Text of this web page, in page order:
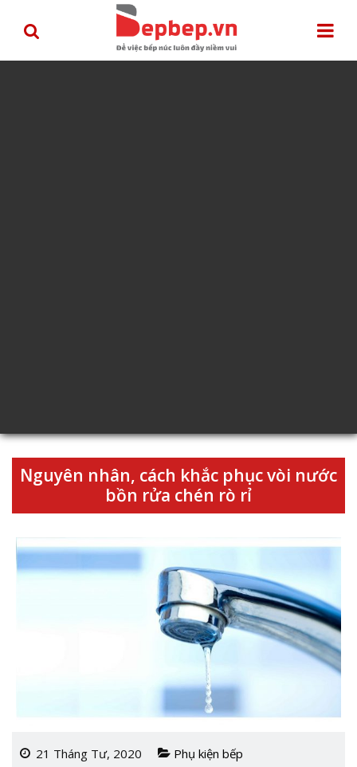
Nguyên nhân, cách khắc phục vòi nước
bồn rửa chén rò rỉ
21 Tháng Tư, 2020
Phụ kiện bếp